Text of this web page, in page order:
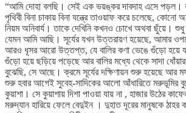
“আমি দোহা বলছি। সেই এক ভয়ঙ্কর দাবদাহ এসে পড়ল।
পৃথিবী বিনা চাকায় বিনা যন্ত্রে তাওয়াফ করে চলেছে,
নিয়ম অনিবার্য। তাকে দেখিনি কখনও চোখে অথবা ছুঁয়ে।
যেমন আমি আছি। সূর্যের যখন উত্তরায়ণ হয়েছে, আমার
আরও ধূসর আরো উত্তপ্ত, যে বালির কণা ভেঙে গুঁড়ো হয়ে
গুঁড়ো হয়ে ছড়িয়ে পড়েছে আর বালির মধ্যে থেকে সাদা
বুঝেছি, সে আছে। ক্রমে সূর্যের দক্ষিণায়ন শুরু হয়েছে আর
শুরু হবার আগেই সুবেহ-সাদিকের আলো আঁধারিতে মরুভূমির
কুয়াশা। সে কুয়াশায় দিশা পাওয়া যায় না , হাজার উঠের
মরুদ্যান হারিয়ে ফেলে বেদুইন । দুহাত দূরের মানুষকে ঠাহর